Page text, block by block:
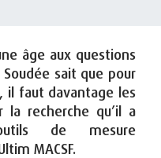
âge aux questions
sait que pour
il faut davantage les
la recherche qu’il a
de mesure
MACSF.